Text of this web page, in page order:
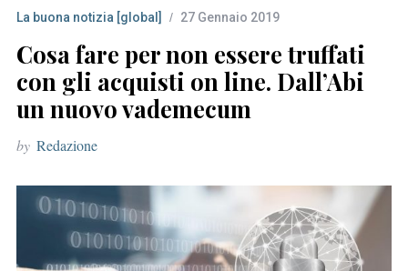
r
c
h
f
o
r
La buona notizia [global] 27 Gennaio 2019
Cosa fare per non essere truffati
con gli acquisti on line. Dall’Abi
un nuovo vademecum
by Redazione